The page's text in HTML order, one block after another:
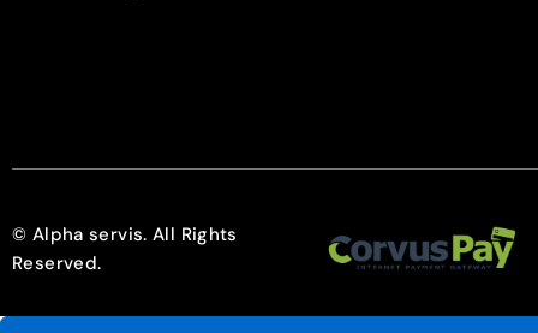
© Alpha servis. All Rights
Reserved.